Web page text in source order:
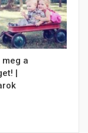
meg a
|